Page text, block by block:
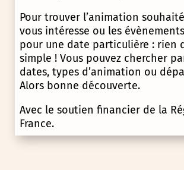
Pour trouver l’animation
vous intéresse ou les
pour une date particulière : rien
simple ! Vous pouvez chercher
dates, types d’animation ou
Alors bonne découverte.
Avec le soutien financier de la
France.